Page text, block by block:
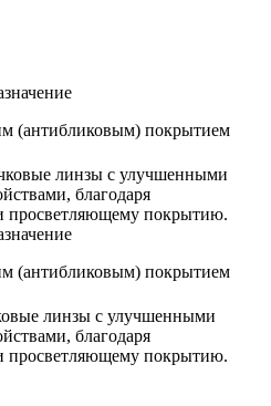
(антибликовым) покрытием
линзы с улучшенными
благодаря
просветляющему покрытию.
(антибликовым) покрытием
линзы с улучшенными
благодаря
просветляющему покрытию.